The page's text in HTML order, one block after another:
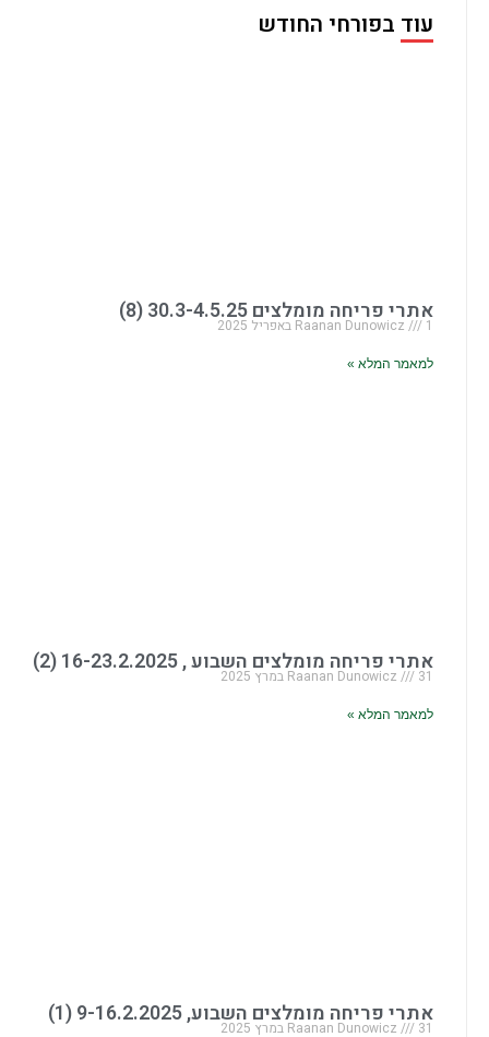
עוד בפורחי החודש
אתרי פריחה מומלצים 30.3-4.5.25 (8)
Raanan Dunowicz 1 באפריל 2025
למאמר המלא »
אתרי פריחה מומלצים השבוע , 16-23.2.2025 (2)
Raanan Dunowicz 31 במרץ 2025
למאמר המלא »
אתרי פריחה מומלצים השבוע, 9-16.2.2025 (1)
Raanan Dunowicz 31 במרץ 2025